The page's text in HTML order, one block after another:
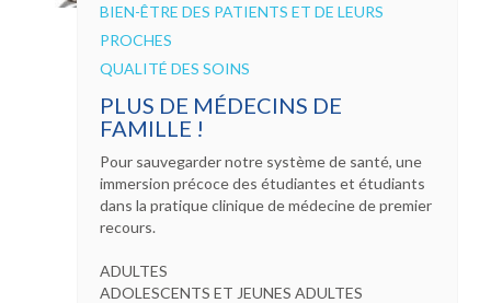
BIEN-ÊTRE DES PATIENTS ET DE LEURS
PROCHES
QUALITÉ DES SOINS
PLUS DE MÉDECINS DE
FAMILLE !
Pour sauvegarder notre système de santé, une
immersion précoce des étudiantes et étudiants
dans la pratique clinique de médecine de premier
recours.
ADULTES
ADOLESCENTS ET JEUNES ADULTES